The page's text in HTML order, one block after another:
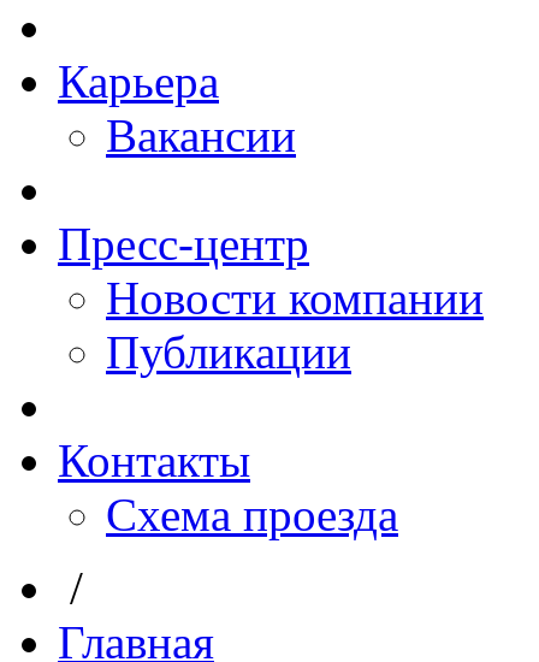
Карьера
Вакансии
Пресс-центр
Новости компании
Публикации
Контакты
Схема проезда
/
Главная